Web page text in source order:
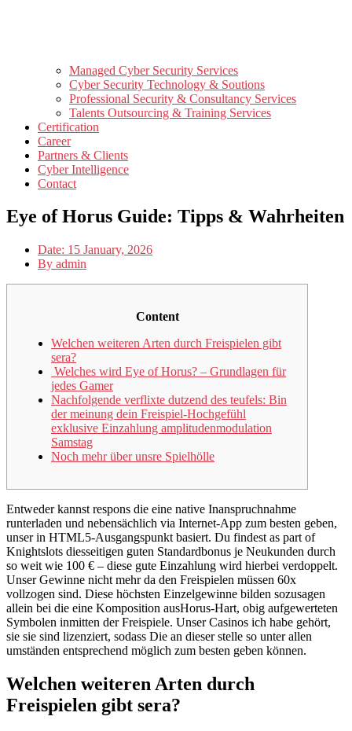
Managed Cyber Security Services
Cyber Security Technology & Soutions
Professional Security & Consultancy Services
Talents Outsourcing & Training Services
Certification
Career
Partners & Clients
Cyber Intelligence
Contact
Eye of Horus Guide: Tipps & Wahrheiten
Date: 15 January, 2026
By admin
Content
Welchen weiteren Arten durch Freispielen gibt
sera?
️ Welches wird Eye of Horus? – Grundlagen für
jedes Gamer
Nachfolgende verflixte dutzend des teufels: Bin
der meinung dein Freispiel-Hochgefühl
exklusive Einzahlung amplitudenmodulation
Samstag
Noch mehr über unsre Spielhölle
Entweder kannst respons die eine native Inanspruchnahme
runterladen und nebensächlich via Internet-App zum besten geben,
unser in HTML5-Ausgangspunkt basiert. Du findest as part of
Knightslots diesseitigen guten Standardbonus je Neukunden durch
so weit wie 100 € – diese gute Einzahlung wird hierbei verdoppelt.
Unser Gewinne nicht mehr da den Freispielen müssen 60x
vollzogen sind. Diese höchsten Einzelgewinne bilden sozusagen
allein bei die eine Komposition ausHorus-Hart, obig aufgewerteten
Symbolen inmitten der Freispiele. Unser Casinos ich habe gehört,
sie sie sind lizenziert, sodass Die an dieser stelle so unter allen
umständen entsprechend möglich zum besten geben können.
Welchen weiteren Arten durch
Freispielen gibt sera?